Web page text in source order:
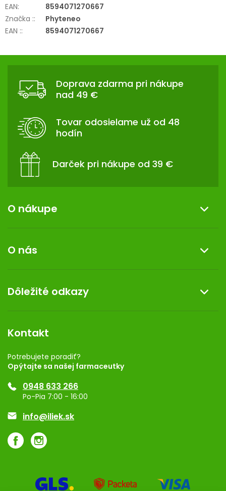
EAN:
8594071270667
Značka ::
Phyteneo
EAN :: 8594071270667
Z
Doprava zdarma pri nákupe
nad 49 €
Tovar odosielame už od 48
hodín
Darček pri nákupe od 39 €
O nákupe
Reklamácia a vrátenie tovaru
Doprava a platba
Darček k nákupu
O nás
Kontakt
Dermocentrum
Dôležité odkazy
Rozhodnutie na prevádzku
Registrácia
Ponuka pre firmy
Značky
Kontakt
Potrebujete poradiť?
Opýtajte sa našej farmaceutky
0948 633 266
Po-Pia 7:00 - 16:00
info@iliek.sk